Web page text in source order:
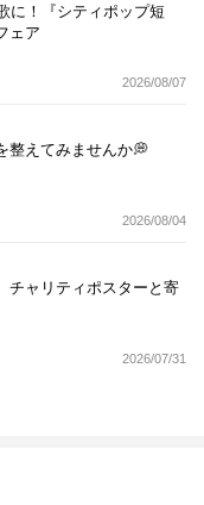
に！『シティポップ短
ェア
2026/08/07
整えてみませんか💭
2026/08/04
チャリティポスターと寄
2026/07/31